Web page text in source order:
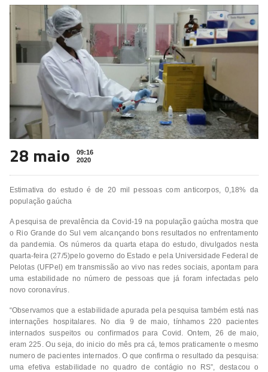
28 maio
09:16
2020
Estimativa do estudo é de 20 mil pessoas com anticorpos, 0,18% da
população gaúcha
A pesquisa de prevalência da Covid-19 na população gaúcha mostra que
o Rio Grande do Sul vem alcançando bons resultados no enfrentamento
da pandemia. Os números da quarta etapa do estudo, divulgados nesta
quarta-feira (27/5)pelo governo do Estado e pela Universidade Federal de
Pelotas (UFPel) em transmissão ao vivo nas redes sociais, apontam para
uma estabilidade no número de pessoas que já foram infectadas pelo
novo coronavírus.
“Observamos que a estabilidade apurada pela pesquisa também está nas
internações hospitalares. No dia 9 de maio, tínhamos 220 pacientes
internados suspeitos ou confirmados para Covid. Ontem, 26 de maio,
eram 225. Ou seja, do inicio do mês pra cá, temos praticamente o mesmo
numero de pacientes internados. O que confirma o resultado da pesquisa:
uma efetiva estabilidade no quadro de contágio no RS”, destacou o